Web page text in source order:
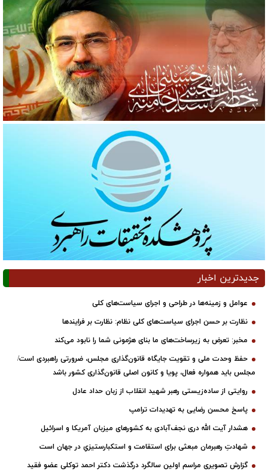
جدیدترین اخبار
عوامل و زمینه‌ها در طراحی و اجرای سیاست‌های کلی
نظارت بر حسن اجرای سیاست‌های کلی نظام: نظارت بر فرایندها
مخبر: تعرض به زیرساخت‌های ما بنای هژمونی شما را نابود می‌کند
حفظ وحدت ملی و تقویت جایگاه قانون‌گذاری مجلس، ضرورتی راهبردی است/
مجلس باید همواره فعال، پویا و کانون اصلی قانون‌گذاری کشور باشد
روایتی از ساده‌زیستی رهبر شهید انقلاب از زبان حداد عادل
پاسخ محسن رضایی به تهدیدات ترامپ
هشدار آیت الله دری نجف‌آبادی به کشورهای میزبان آمریکا و اسرائیل
شهادتِ رهبرمان مبعثی برای استقامت و استکبارستیزیِ در جهان است
گزارش تصویری مراسم اولین سالگرد درگذشت دکتر احمد توکلی عضو فقید